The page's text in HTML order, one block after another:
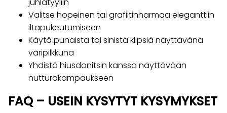
juhlatyyliin
Valitse hopeinen tai grafiitinharmaa eleganttiin
iltapukeutumiseen
Käytä punaista tai sinistä klipsiä näyttävänä
väripilkkuna
Yhdistä hiusdonitsin kanssa näyttävään
nutturakampaukseen
FAQ – USEIN KYSYTYT KYSYMYKSET